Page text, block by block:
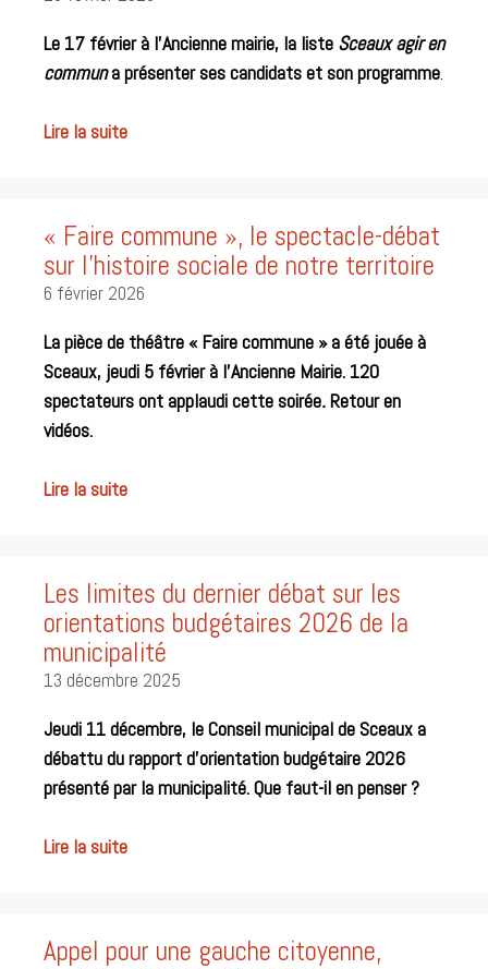
Le 17 février à l’Ancienne mairie, la liste Sceaux agir en
communa présenter ses candidats et son programme.
Lire la suite
« Faire commune », le spectacle-débat
sur l’histoire sociale de notre territoire
6 février 2026
La pièce de théâtre « Faire commune » a été jouée à
Sceaux, jeudi 5 février à l’Ancienne Mairie. 120
spectateurs ont applaudi cette soirée.Retour en
vidéos.
Lire la suite
Les limites du dernier débat sur les
orientations budgétaires 2026 de la
municipalité
13 décembre 2025
Jeudi 11 décembre, le Conseil municipal de Sceaux a
débattu du rapport d’orientation budgétaire 2026
présenté par la municipalité. Que faut-il en penser ?
Lire la suite
Appel pour une gauche citoyenne,